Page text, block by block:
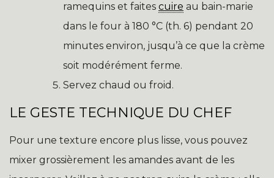
ramequins et faites cuire au bain-marie
dans le four à 180 °C (th. 6) pendant 20
minutes environ, jusqu’à ce que la crème
soit modérément ferme.
Servez chaud ou froid.
LE GESTE TECHNIQUE DU CHEF
Pour une texture encore plus lisse, vous pouvez
mixer grossièrement les amandes avant de les